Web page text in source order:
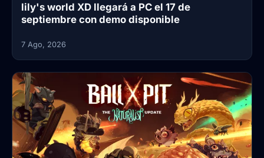
lily's world XD llegará a PC el 17 de
septiembre con demo disponible
7 Ago, 2026